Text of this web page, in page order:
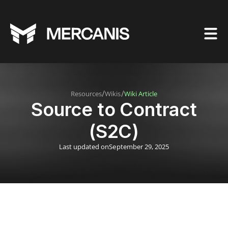
Resources/Wikis/Wiki Article
Source to Contract
(S2C)
Last updated onSeptember 29, 2025